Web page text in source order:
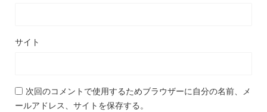
サイト
次回のコメントで使用するためブラウザーに自分の名前、メ
ールアドレス、サイトを保存する。